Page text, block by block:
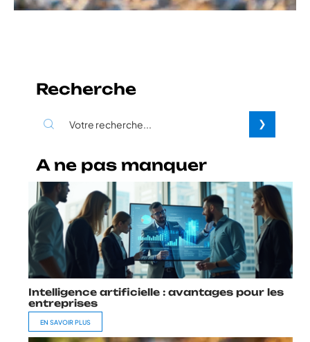
Recherche
A ne pas manquer
Intelligence artificielle : avantages pour les
entreprises
EN SAVOIR PLUS